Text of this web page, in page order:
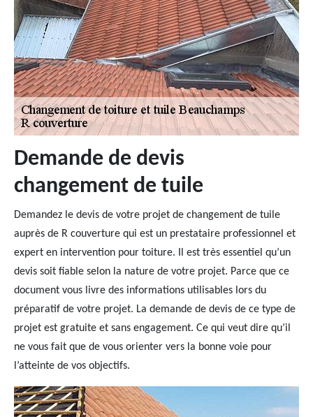
Demande de devis
changement de tuile
Demandez le devis de votre projet de changement de tuile
auprès de R couverture qui est un prestataire professionnel et
expert en intervention pour toiture. Il est très essentiel qu’un
devis soit fiable selon la nature de votre projet. Parce que ce
document vous livre des informations utilisables lors du
préparatif de votre projet. La demande de devis de ce type de
projet est gratuite et sans engagement. Ce qui veut dire qu’il
ne vous fait que de vous orienter vers la bonne voie pour
l’atteinte de vos objectifs.